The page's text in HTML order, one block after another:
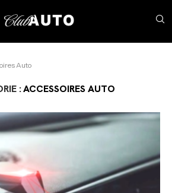
Auto
:ACCESSOIRES AUTO